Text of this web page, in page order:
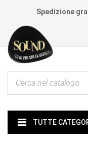
Spedizione
TUTTE